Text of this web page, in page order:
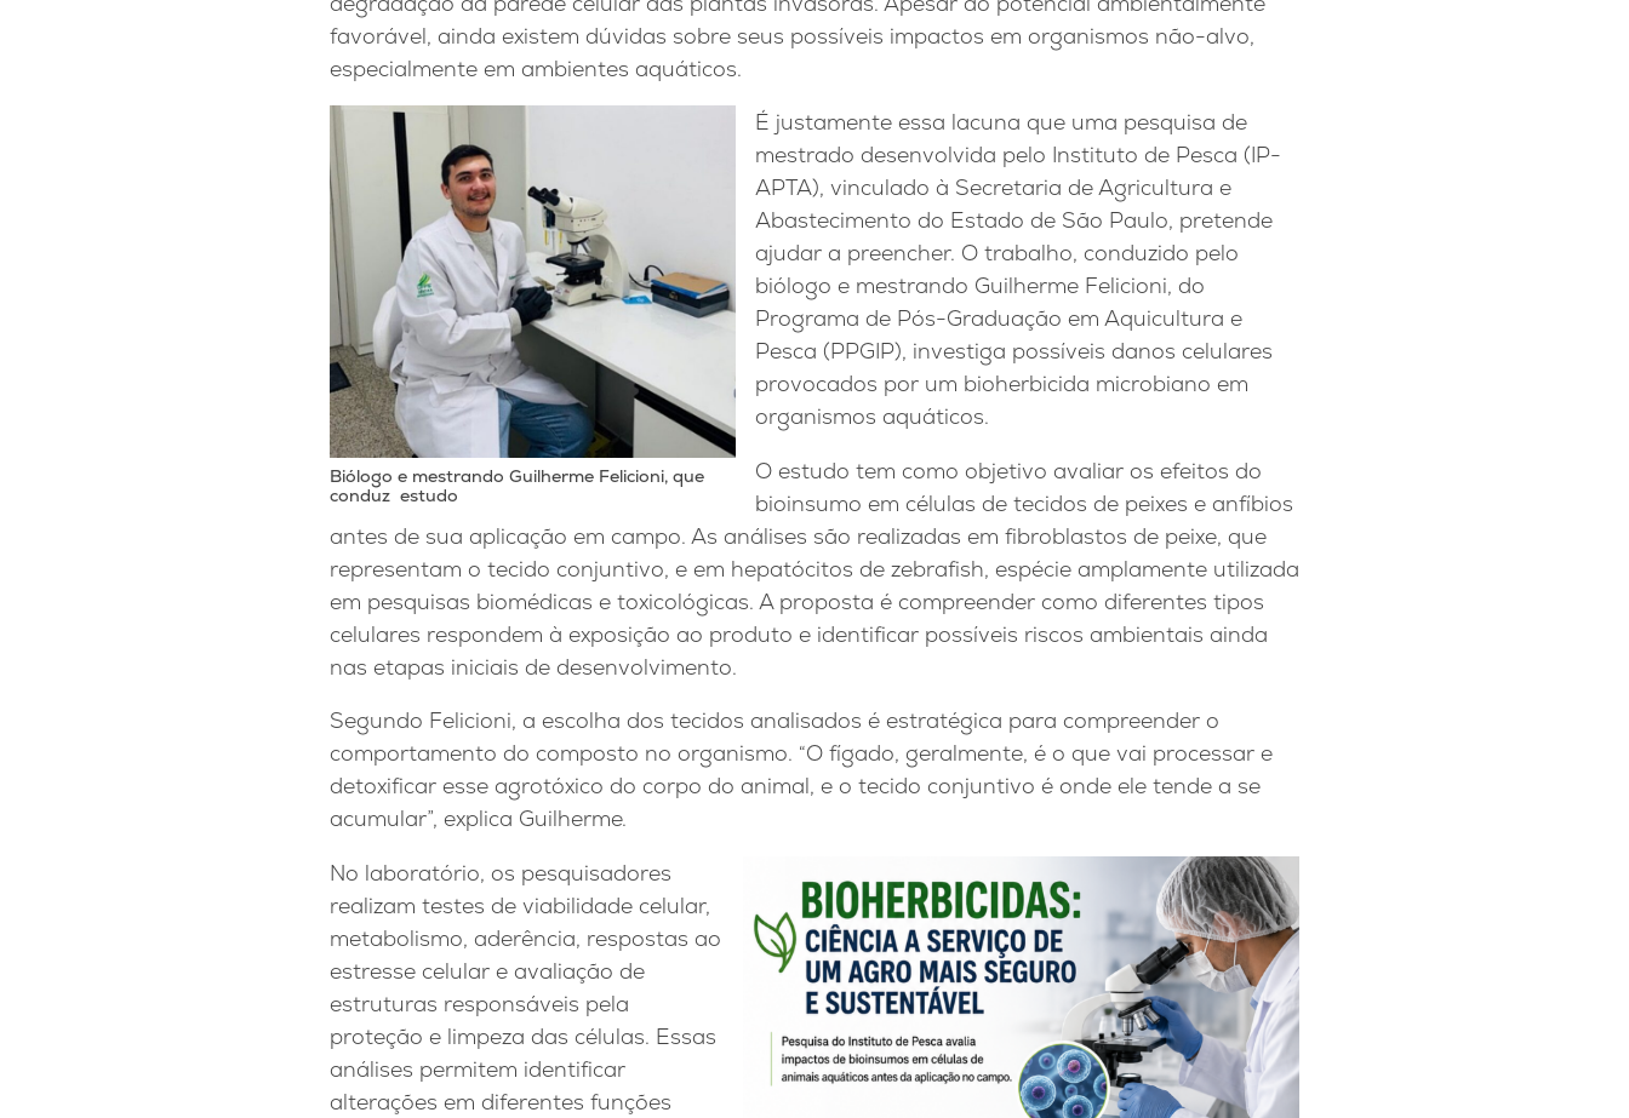
favorável, ainda existem dúvidas sobre seus possíveis impactos em organismos não-alvo,
especialmente em ambientes aquáticos.
Biólogo e mestrando Guilherme Felicioni, que
conduz estudo
É justamente essa lacuna que uma pesquisa de
mestrado desenvolvida pelo Instituto de Pesca (IP-
APTA), vinculado à Secretaria de Agricultura e
Abastecimento do Estado de São Paulo, pretende
ajudar a preencher. O trabalho, conduzido pelo
biólogo e mestrando Guilherme Felicioni, do
Programa de Pós-Graduação em Aquicultura e
Pesca (PPGIP), investiga possíveis danos celulares
provocados por um bioherbicida microbiano em
organismos aquáticos.
O estudo tem como objetivo avaliar os efeitos do
bioinsumo em células de tecidos de peixes e anfíbios
antes de sua aplicação em campo. As análises são realizadas em fibroblastos de peixe, que
representam o tecido conjuntivo, e em hepatócitos de zebrafish, espécie amplamente utilizada
em pesquisas biomédicas e toxicológicas. A proposta é compreender como diferentes tipos
celulares respondem à exposição ao produto e identificar possíveis riscos ambientais ainda
nas etapas iniciais de desenvolvimento.
Segundo Felicioni, a escolha dos tecidos analisados é estratégica para compreender o
comportamento do composto no organismo. “O fígado, geralmente, é o que vai processar e
detoxificar esse agrotóxico do corpo do animal, e o tecido conjuntivo é onde ele tende a se
acumular”, explica Guilherme.
No laboratório, os pesquisadores
realizam testes de viabilidade celular,
metabolismo, aderência, respostas ao
estresse celular e avaliação de
estruturas responsáveis pela
proteção e limpeza das células. Essas
análises permitem identificar
alterações em diferentes funções